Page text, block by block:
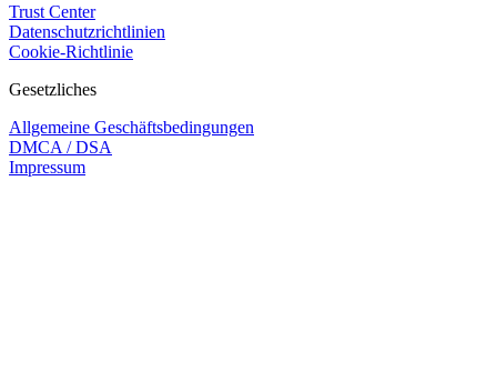
Trust Center
Datenschutzrichtlinien
Cookie-Richtlinie
Gesetzliches
Allgemeine Geschäftsbedingungen
DMCA / DSA
Impressum